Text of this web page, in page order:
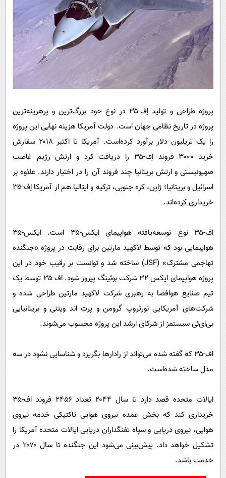
پروژه طراحی و تولید اِف-۳۵ در نوع خود بزرگ‌ترین و پرهزینه‌ترین
پروژه در تاریخ نظامی جهان است. دولت آمریکا هزینه نهایی این پروژه
را یک تریلیون دلار برآورد کرده‌است. آمریکا تا اکتبر ۲۰۱۸ سفارش
خرید ۳۰۰۰ فروند اِف-۳۵ را دریافت کرد و ارتش رژیم غاصب
صهیونیستی و ارتش بریتانیا چند فروند آن را در اختیار دارند. علاوه بر
اسرائیل و بریتانیا؛ ژاپن، کره جنوبی، ترکیه و ایتالیا هم از آمریکا اِف-۳۵
خریداری کرده‌اند.
اف-۳۵ نوع توسعه‌یافته هواپیمای ایکس-۳۵ است. ایکس-۳۵
هواپیمایی بود که توسط لاکهید مارتین برای رقابت در پروژه «جنگنده
تهاجمی مشترک» (JSF) ساخته شد و توانست بر رقیب خود در این
پروژه هواپیمای ایکس-۳۲ شرکت بوئینگ پیروز شود. اف-۳۵ توسط یک
تیم صنایع هوافضا به رهبری شرکت لاکهید مارتین طراحی شده و
شرکت‌های آمریکایی نورثروپ گرومن و پرت اند ویتنی و بریتانیایی
بی‌ای‌ئی سیستمز از شرکای ارشد این پروژه محسوب می‌شوند.
اف-۳۵ که گفته شده می‌تواند از رادارها بگریزد و شناسایی نشود در سه
مدل ساخته شده‌است.
ایالات متحده قصد دارد تا سال ۲۰۴۴ تعداد ۲۴۵۶ فروند اف-۳۵
خریداری کند که بخش عمده نیروی هوایی تاکتیکی خدمه نیروی
هوایی، نیروی دریایی و سپاه تفنگداران دریایی ایالات متحده آمریکا را
تشکیل خواهد داد. پیش‌بینی می‌شود این جنگنده تا سال ۲۰۷۰ در
خدمت باشد.